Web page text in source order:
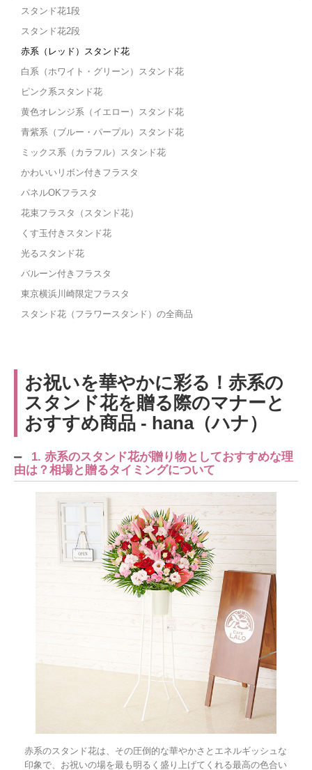
スタンド花1段
スタンド花2段
赤系（レッド）スタンド花
白系（ホワイト・グリーン）スタンド花
ピンク系スタンド花
黄色オレンジ系（イエロー）スタンド花
青紫系（ブルー・パープル）スタンド花
ミックス系（カラフル）スタンド花
かわいいリボン付きフラスタ
パネルOKフラスタ
花束フラスタ（スタンド花）
くす玉付きスタンド花
光るスタンド花
バルーン付きフラスタ
東京横浜川崎限定フラスタ
スタンド花（フラワースタンド）の全商品
お祝いを華やかに彩る！赤系の
スタンド花を贈る際のマナーと
おすすめ商品 - hana（ハナ）
1. 赤系のスタンド花が贈り物としておすすめな理
由は？相場と贈るタイミングについて
赤系のスタンド花は、その圧倒的な華やかさとエネルギッシュな
印象で、お祝いの場を最も明るく盛り上げてくれる最高の色合い